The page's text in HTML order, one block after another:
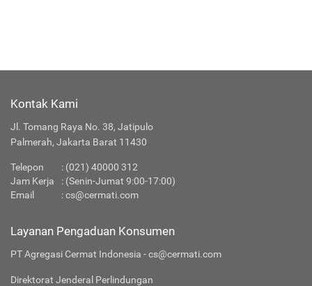
Kontak Kami
Jl. Tomang Raya No. 38, Jatipulo
Palmerah, Jakarta Barat 11430
Telepon : (021) 40000 312
Jam Kerja
: (Senin-Jumat 9:00-17:00)
Email
:cs@cermati.com
Layanan Pengaduan Konsumen
PT Agregasi Cermat Indonesia - cs@cermati.com
Direktorat Jenderal Perlindungan